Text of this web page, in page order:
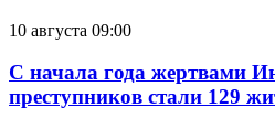
10 августа 09:00
С начала года жертвами
преступников стали 129